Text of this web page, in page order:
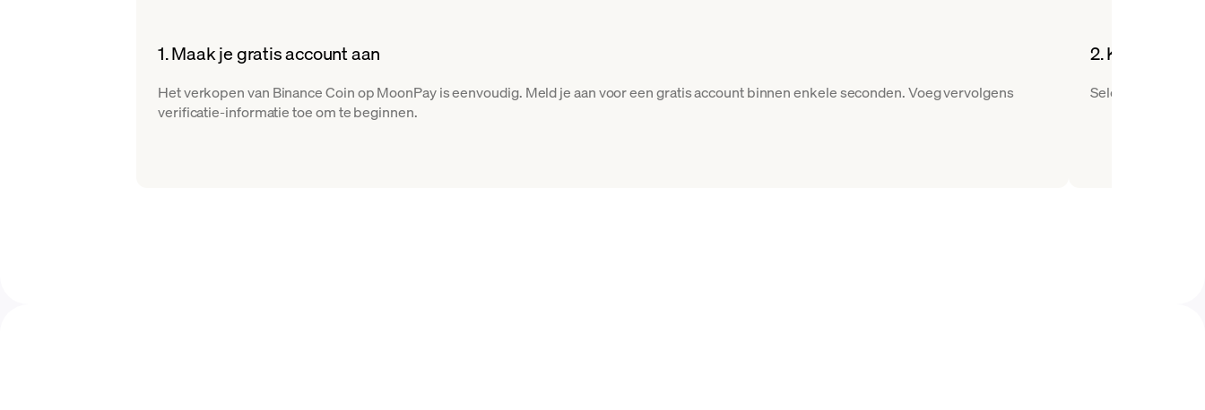
1. Maak je gratis account aan
Het verkopen van Binance Coin op MoonPay is eenvoudig. Meld je aan voor een gratis account binnen enkele seconden. Voeg vervolgens
verificatie-informatie toe om te beginnen.
2. Kies een
Selecteer